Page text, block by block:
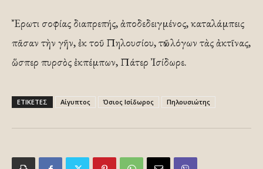
Ἔρωτι σοφίας διαπρεπής, ἀποδεδειγμένος, καταλάμπεις
πᾶσαν τὴν γῆν, ἐκ τοῦ Πηλουσίου, τῶν λόγων τὰς ἀκτῖνας,
ὥσπερ πυρσὸς ἐκπέμπων, Πάτερ Ἰσίδωρε.
ΕΤΙΚΕΤΕΣ Αίγυπτος Όσιος Ισίδωρος Πηλουσιώτης